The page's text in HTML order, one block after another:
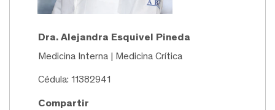
Dra. Alejandra Esquivel Pineda
Medicina Interna | Medicina Crítica
Cédula: 11382941
Compartir